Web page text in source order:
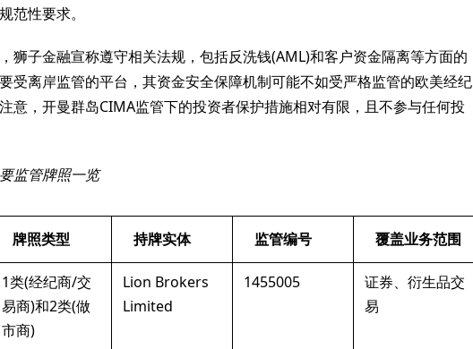
范性要求。
狮子金融宣称遵守相关法规，包括反洗钱(AML)和客户资金隔离等方面的
受离岸监管的平台，其资金安全保障机制可能不如受严格监管的欧美经纪
意，开曼群岛CIMA监管下的投资者保护措施相对有限，且不参与任何投
监管牌照一览
牌照类型 持牌实体 监管编号 覆盖业务范围
1类(经纪商/交
易商)和2类(做
市商)
Lion Brokers
Limited
1455005
证券、衍生品交
易